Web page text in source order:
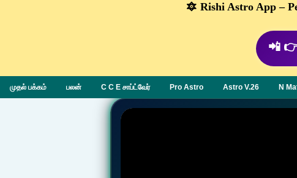
🔯 Rishi Astro App –
📲
முதல் பக்கம் பலன் C C E சாப்ட்வேர் Pro Astro Astro V.26 N